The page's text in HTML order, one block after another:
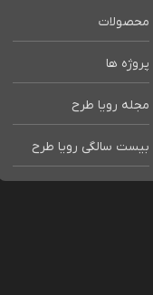
محصولات
پروژه ها
مجله رویا طرح
بیست سالگی رویا طرح